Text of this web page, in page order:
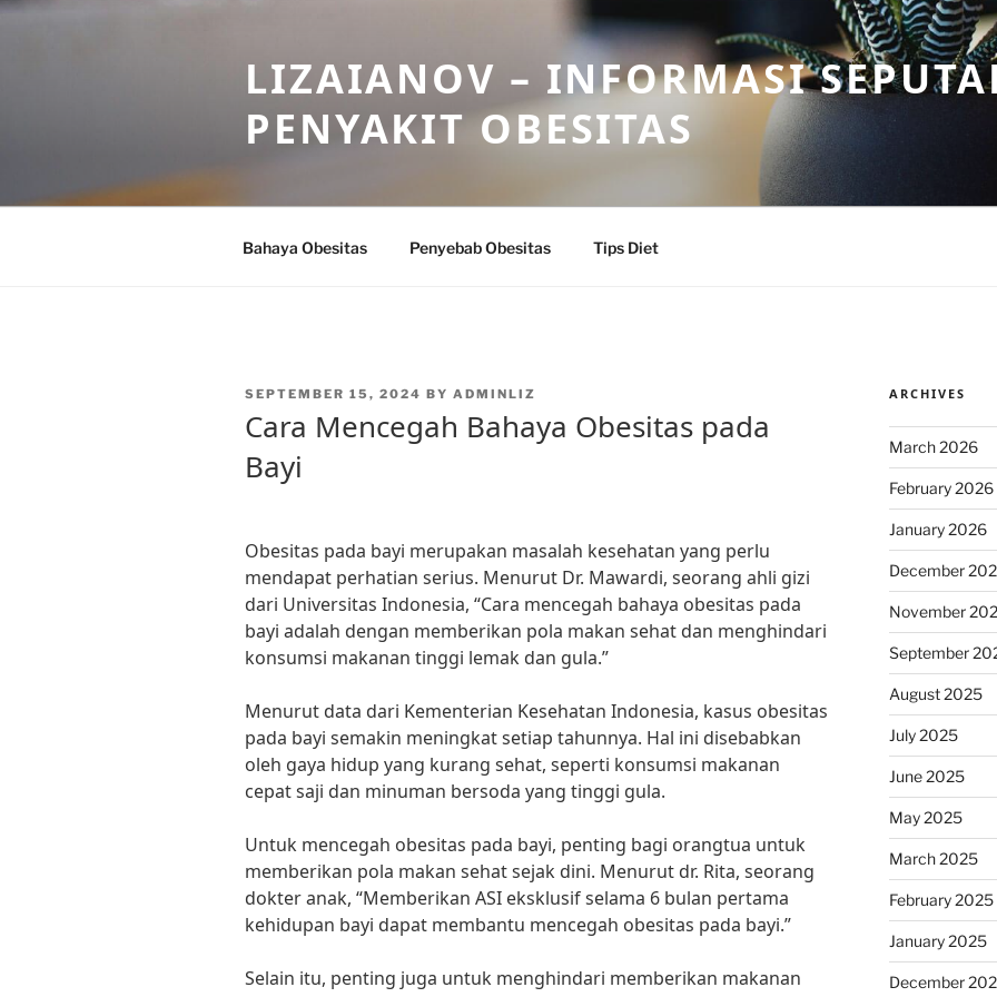
Skip
LIZAIANOV – INFORMASI
PENYAKIT OBESITAS
Bahaya Obesitas Penyebab Obesitas Tips Diet
POSTED
SEPTEMBER 15, 2024 BY ADMINLIZ
Cara Mencegah Bahaya Obesitas pada
Bayi
Obesitas pada bayi merupakan masalah kesehatan yang perlu
mendapat perhatian serius. Menurut Dr. Mawardi, seorang ahli gizi
dari Universitas Indonesia, “Cara mencegah bahaya obesitas pada
bayi adalah dengan memberikan pola makan sehat dan menghindari
konsumsi makanan tinggi lemak dan gula.”
Menurut data dari Kementerian Kesehatan Indonesia, kasus obesitas
pada bayi semakin meningkat setiap tahunnya. Hal ini disebabkan
oleh gaya hidup yang kurang sehat, seperti konsumsi makanan
cepat saji dan minuman bersoda yang tinggi gula.
Untuk mencegah obesitas pada bayi, penting bagi orangtua untuk
memberikan pola makan sehat sejak dini. Menurut dr. Rita, seorang
dokter anak, “Memberikan ASI eksklusif selama 6 bulan pertama
kehidupan bayi dapat membantu mencegah obesitas pada bayi.”
Selain itu, penting juga untuk menghindari memberikan makanan
ARCHIVES
March 2026
February 2026
January 2026
December
November
September
August 2025
July 2025
June 2025
May 2025
March 2025
February 2025
January 2025
December